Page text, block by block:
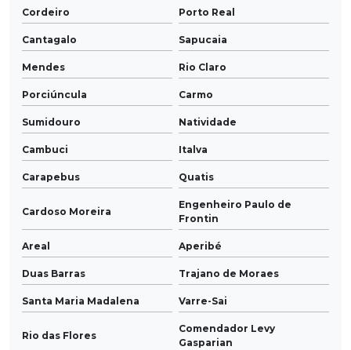
Cordeiro Porto Real
Cantagalo Sapucaia
Mendes Rio Claro
Porciúncula Carmo
Sumidouro Natividade
Cambuci Italva
Carapebus Quatis
Cardoso Moreira
Engenheiro Paulo de
Frontin
Areal Aperibé
Duas Barras Trajano de Moraes
Santa Maria Madalena Varre-Sai
Rio das Flores
Comendador Levy
Gasparian